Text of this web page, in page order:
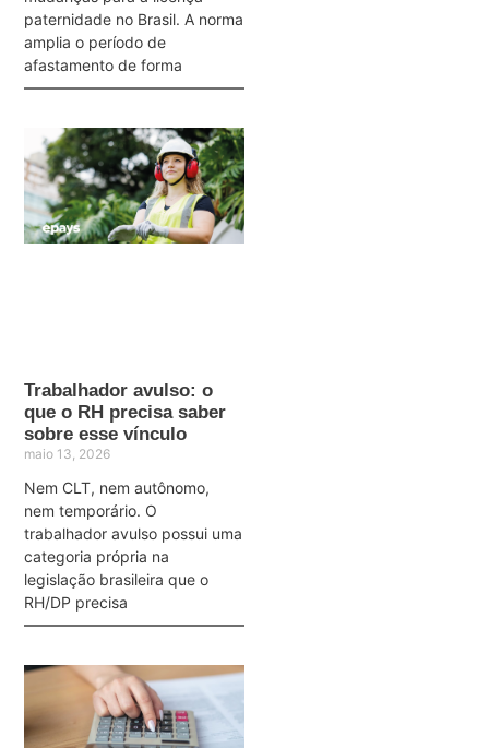
paternidade no Brasil. A norma
amplia o período de
afastamento de forma
Trabalhador avulso: o
que o RH precisa saber
sobre esse vínculo
maio 13, 2026
Nem CLT, nem autônomo,
nem temporário. O
trabalhador avulso possui uma
categoria própria na
legislação brasileira que o
RH/DP precisa